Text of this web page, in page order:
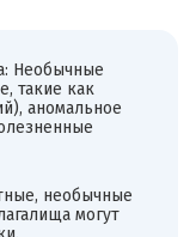
Необычные
такие как
аномальное
необычные
могут